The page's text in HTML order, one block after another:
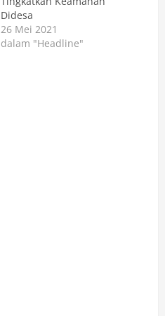
Didesa
26 Mei 2021
dalam "Headline"